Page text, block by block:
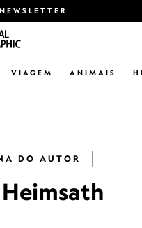
VIAGEM ANIMAIS
DO AUTOR